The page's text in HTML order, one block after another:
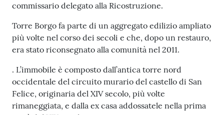
C
o
n
s
g
l
i
o
commissario delegato alla Ricostruzione.
Torre Borgo fa parte di un aggregato edilizio ampliato
più volte nel corso dei secoli e che, dopo un restauro,
era stato riconsegnato alla comunità nel 2011.
. L’immobile è composto dall’antica torre nord
occidentale del circuito murario del castello di San
Felice, originaria del XIV secolo, più volte
rimaneggiata, e dalla ex casa addossatele nella prima